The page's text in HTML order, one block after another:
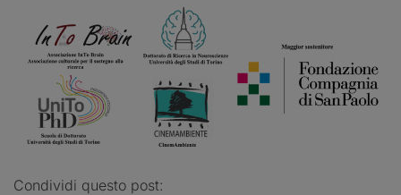
Condividi questo post: